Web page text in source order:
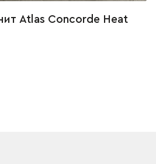
Atlas Concorde Heat